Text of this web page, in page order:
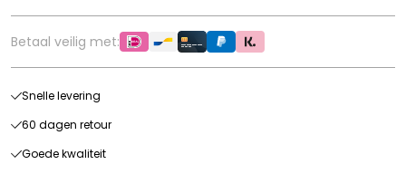
Betaal veilig met:
Snelle levering
60 dagen retour
Goede kwaliteit